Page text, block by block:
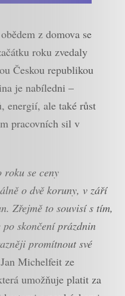
z domova se
roku zvedaly
Českou republikou
je nabíledni –
energií, ale také růst
pracovních sil v
roku se ceny
o dvě koruny, v září
Zřejmě to souvisí s tím,
skončení prázdnin
promítnout své
Michelfeit ze
umožňuje platit za